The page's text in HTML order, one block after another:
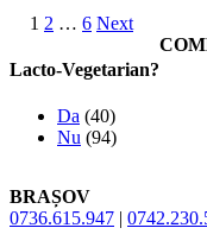
1 2 … 6 Next
Lacto-Vegetarian?
Da (40)
Nu (94)
BRAȘOV
0736.615.947 |